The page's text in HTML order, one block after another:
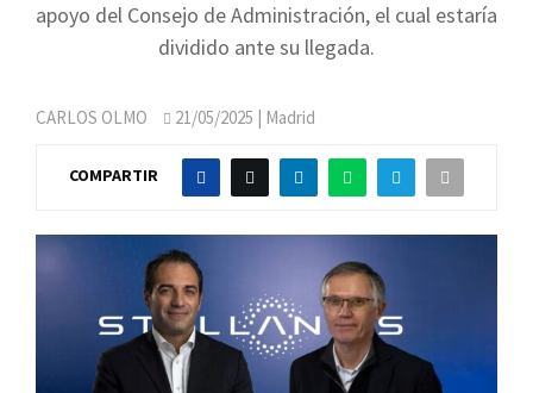
apoyo del Consejo de Administración, el cual estaría
dividido ante su llegada.
CARLOS OLMO 21/05/2025 | Madrid
COMPARTIR